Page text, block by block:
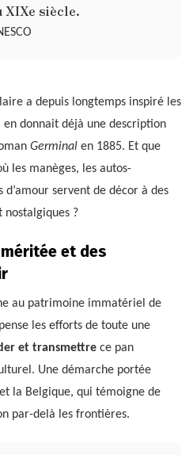
XIXe siècle.
a depuis longtemps inspiré les
en donnait déjà une description
Germinal en 1885. Et que
les manèges, les autos-
servent de décor à des
nostalgiques ?
et des
au patrimoine immatériel de
les efforts de toute une
et transmettre ce pan
Une démarche portée
la Belgique, qui témoigne de
par-delà les frontières.